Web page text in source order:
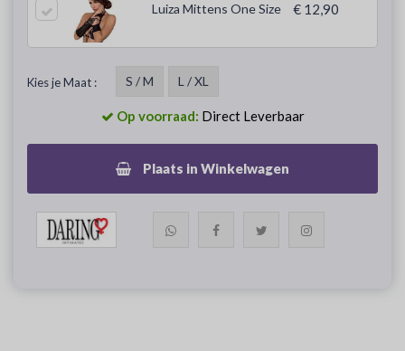
Luiza Mittens One Size € 12,90
Kies je Maat : S / M L / XL
Op voorraad: Direct Leverbaar
Plaats in Winkelwagen